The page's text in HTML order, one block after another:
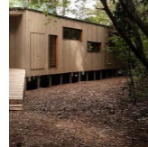
Arquitectura
CASA NALA